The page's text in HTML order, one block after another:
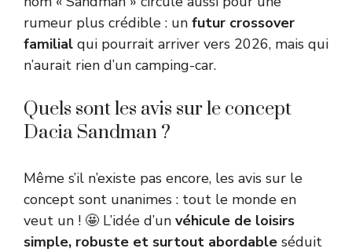
rumeur plus crédible : un futur crossover
familial qui pourrait arriver vers 2026, mais qui
n’aurait rien d’un camping-car.
Quels sont les avis sur le concept
Dacia Sandman ?
Même s’il n’existe pas encore, les avis sur le
concept sont unanimes : tout le monde en
veut un ! 🤩 L’idée d’un véhicule de loisirs
simple, robuste et surtout abordable séduit